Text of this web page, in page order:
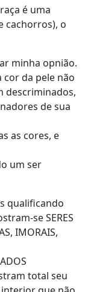
é uma
cachorros), o
minha opnião.
cor da pele não
descriminados,
de sua
as cores, e
um ser
qualificando
se SERES
IMORAIS,
total seu